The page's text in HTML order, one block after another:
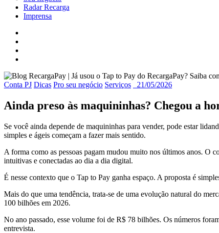
Radar Recarga
Imprensa
Conta PJ Dicas Pro seu negócio Serviços 21/05/2026
Ainda preso às maquininhas? Chegou a
Se você ainda depende de maquininhas para vender, pode estar
simples e ágeis começam a fazer mais sentido.
A forma como as pessoas pagam mudou muito nos últimos anos. O
intuitivas e conectadas ao dia a dia digital.
É nesse contexto que o Tap to Pay ganha espaço. A proposta é
Mais do que uma tendência, trata-se de uma evolução natural do
100 bilhões em 2026.
No ano passado, esse volume foi de R$ 78 bilhões. Os números
entrevista.